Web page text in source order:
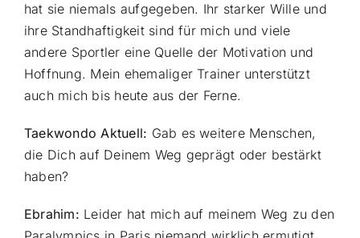
hat sie niemals aufgegeben. Ihr starker Wille und
ihre Standhaftigkeit sind für mich und viele
andere Sportler eine Quelle der Motivation und
Hoffnung. Mein ehemaliger Trainer unterstützt
auch mich bis heute aus der Ferne.
Taekwondo Aktuell: Gab es weitere Menschen,
die Dich auf Deinem Weg geprägt oder bestärkt
haben?
Ebrahim: Leider hat mich auf meinem Weg zu den